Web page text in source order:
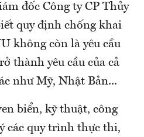
đốc Công ty CP Thủy
quy định chống khai
không còn là yêu cầu
thành yêu cầu của cả
như Mỹ, Nhật Bản...
biển, kỹ thuật, công
các quy trình thực thi,